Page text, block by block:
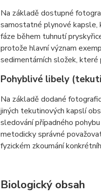
Na základě dostupné
samostatné plynové kapsle,
fáze během tuhnutí
protože hlavní význam
sedimentárních složek,
Pohyblivé libely
Na základě dodané
jiných tekutinových kapslí
sledování případného
metodicky správné
fyzickém zkoumání
Biologický obsah